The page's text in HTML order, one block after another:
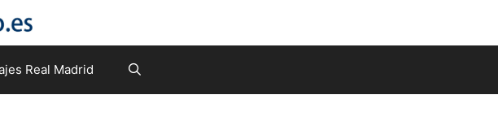
Real Madrid